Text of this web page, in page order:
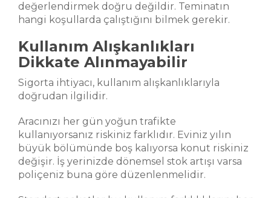
değerlendirmek doğru değildir. Teminatın
hangi koşullarda çalıştığını bilmek gerekir.
Kullanım Alışkanlıkları
Dikkate Alınmayabilir
Sigorta ihtiyacı, kullanım alışkanlıklarıyla
doğrudan ilgilidir.
Aracınızı her gün yoğun trafikte
kullanıyorsanız riskiniz farklıdır. Eviniz yılın
büyük bölümünde boş kalıyorsa konut riskiniz
değişir. İş yerinizde dönemsel stok artışı varsa
poliçeniz buna göre düzenlenmelidir.